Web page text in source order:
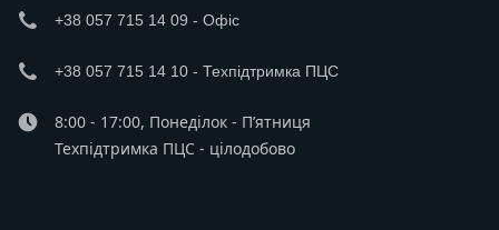
+38 057 715 14 09 - Офіс
+38 057 715 14 10 - Техпідтримка ПЦС
8:00 - 17:00, Понеділок - П’ятниця
Техпідтримка ПЦС - цілодобово